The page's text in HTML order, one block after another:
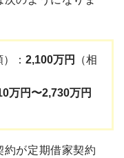
： 2,100万円
（相
万円〜2,730万円
約が定期借家契約